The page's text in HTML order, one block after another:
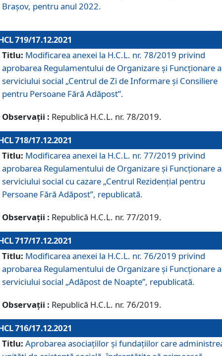
Brașov, pentru anul 2022.
719/17.12.2021
Titlu: Modificarea anexei la H.C.L. nr. 78/2019 privind
aprobarea Regulamentului de Organizare și Funcționare
serviciului social „Centrul de Zi de Informare şi Consiliere
pentru Persoane Fără Adăpost”.
Observații : Republică H.C.L. nr. 78/2019.
718/17.12.2021
Titlu: Modificarea anexei la H.C.L. nr. 77/2019 privind
aprobarea Regulamentului de Organizare și Funcționare
serviciului social cu cazare „Centrul Rezidențial pentru
Persoane Fără Adăpost”, republicată.
Observații : Republică H.C.L. nr. 77/2019.
717/17.12.2021
Titlu: Modificarea anexei la H.C.L. nr. 76/2019 privind
aprobarea Regulamentului de Organizare şi Funcționare
serviciului social „Adăpost de Noapte”, republicată.
Observații : Republică H.C.L. nr. 76/2019.
716/17.12.2021
Titlu: Aprobarea asociaţiilor şi fundaţiilor care